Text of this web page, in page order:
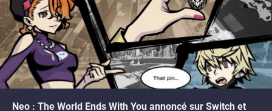
Neo : The World Ends With You annoncé sur Switch et